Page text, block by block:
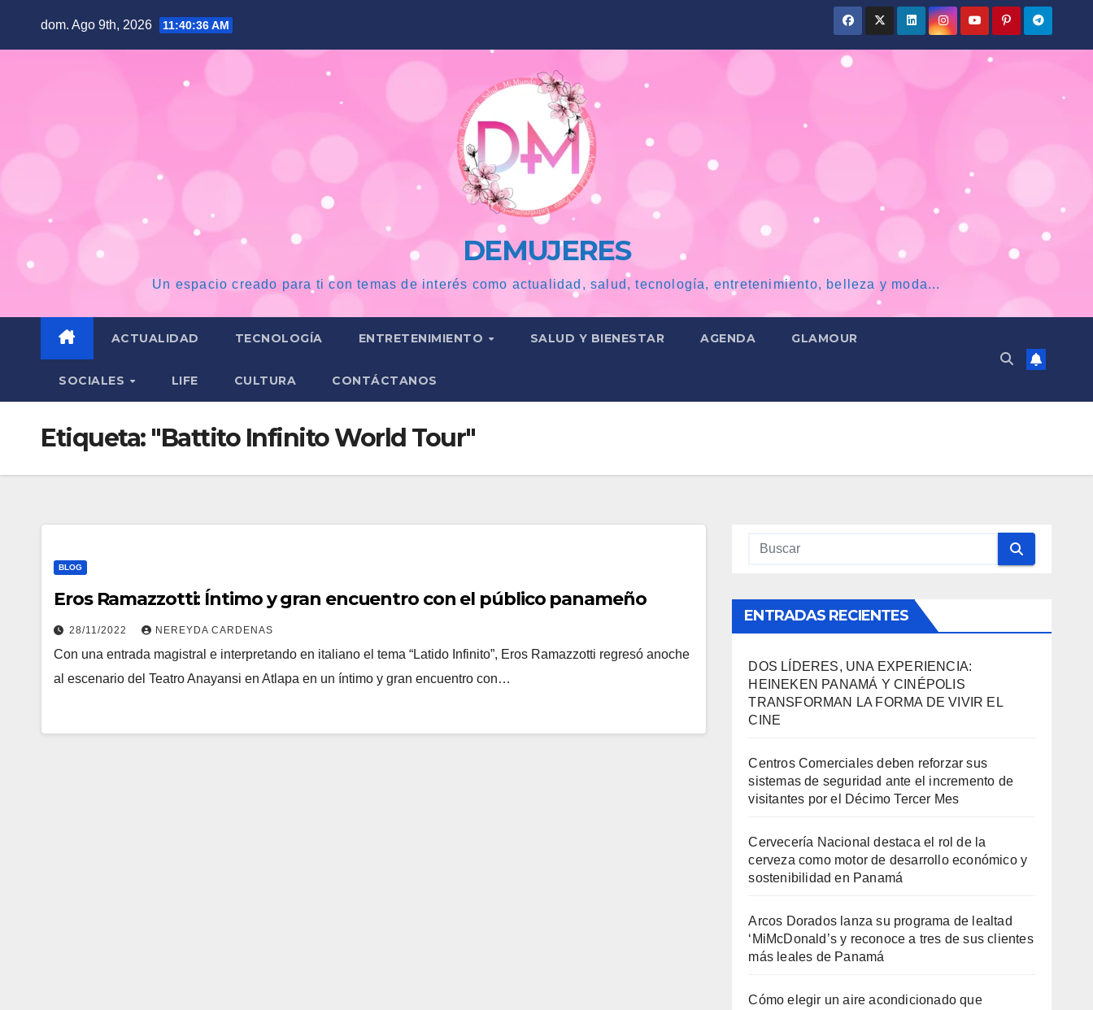
dom. Ago 9th, 2026 11:40:36 AM
DEMUJERES
Un espacio creado para ti con temas de interés como actualidad, salud, tecnología, entretenimiento, belleza y moda...
ACTUALIDAD TECNOLOGÍA ENTRETENIMIENTO SALUD Y BIENESTAR AGENDA GLAMOUR
SOCIALES LIFE CULTURA CONTÁCTANOS
Etiqueta: "Battito Infinito World Tour"
BLOG
Eros Ramazzotti: Íntimo y gran encuentro con el público panameño
28/11/2022 NEREYDA CARDENAS
Con una entrada magistral e interpretando en italiano el tema “Latido Infinito”, Eros Ramazzotti regresó anoche
al escenario del Teatro Anayansi en Atlapa en un íntimo y gran encuentro con…
ENTRADAS RECIENTES
DOS LÍDERES, UNA EXPERIENCIA:
HEINEKEN PANAMÁ Y CINÉPOLIS
TRANSFORMAN LA FORMA DE VIVIR EL
CINE
Centros Comerciales deben reforzar sus
sistemas de seguridad ante el incremento de
visitantes por el Décimo Tercer Mes
Cervecería Nacional destaca el rol de la
cerveza como motor de desarrollo económico y
sostenibilidad en Panamá
Arcos Dorados lanza su programa de lealtad
‘MiMcDonald’s y reconoce a tres de sus clientes
más leales de Panamá
Cómo elegir un aire acondicionado que